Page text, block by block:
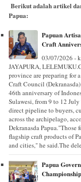
Berikut adalah artikel
Papua:
Papuan
Craft
03/07/2026 -
JAYAPURA,
province are preparing for
Craft Council
46th anniversary of
Sulawesi, from 9 to 12
direct pipeline to buyers,
across the archipelago,
Dekranasda
flagship craft products of
and cities," he said.The
Papua
Championship